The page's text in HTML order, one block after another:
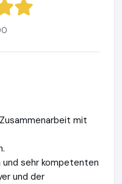
mit
sehr kompetenten
und der